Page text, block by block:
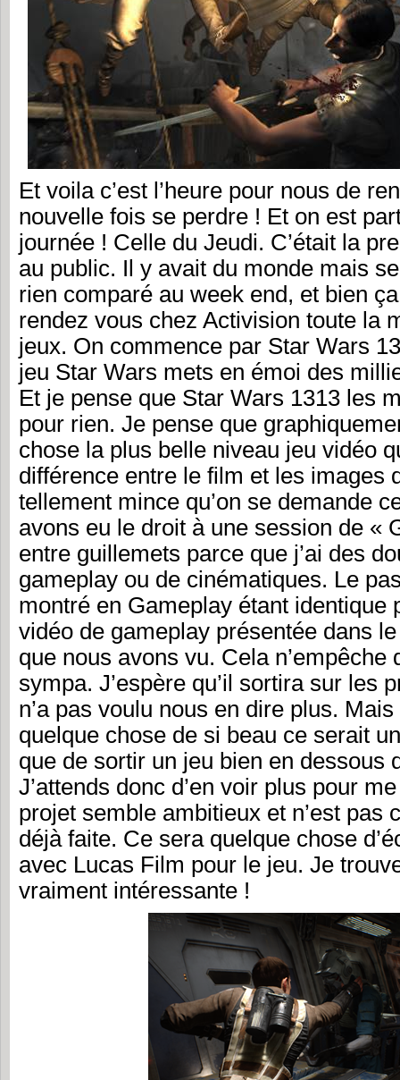
Et voila c’est l’heure pour nous de
nouvelle fois se perdre ! Et on est
journée ! Celle du Jeudi. C’était la
au public. Il y avait du monde mais
rien comparé au week end, et bien
rendez vous chez Activision toute la
jeux. On commence par Star Wars
jeu Star Wars mets en émoi des
Et je pense que Star Wars 1313 les
pour rien. Je pense que
chose la plus belle niveau jeu vidéo
différence entre le film et les images
tellement mince qu’on se demande
avons eu le droit à une session de «
entre guillemets parce que j’ai des
gameplay ou de cinématiques. Le
montré en Gameplay étant identique
vidéo de gameplay présentée dans
que nous avons vu. Cela n’empêche
sympa. J’espère qu’il sortira sur les
n’a pas voulu nous en dire plus.
quelque chose de si beau ce serait
que de sortir un jeu bien en dessous
J’attends donc d’en voir plus pour
projet semble ambitieux et n’est pas
déjà faite. Ce sera quelque chose
avec Lucas Film pour le jeu. Je
vraiment intéressante !